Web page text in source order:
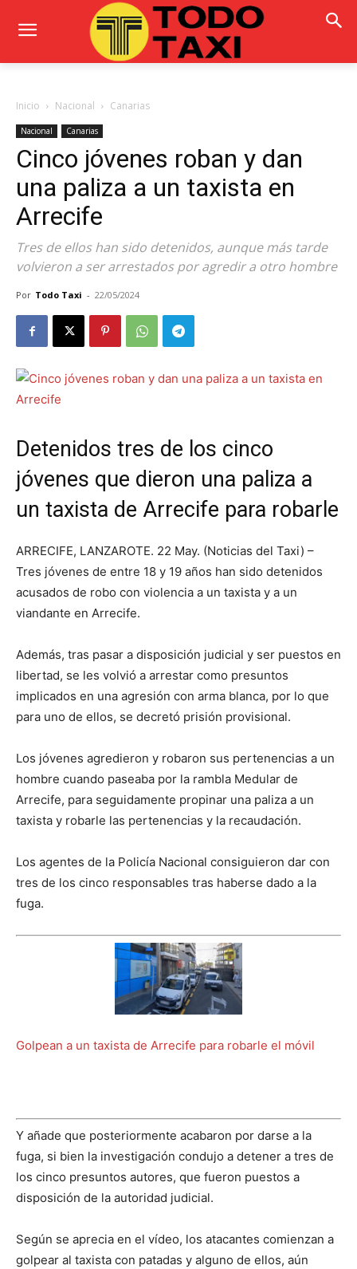
Inicio Nacional Canarias
Nacional Canarias
Cinco jóvenes roban y dan
una paliza a un taxista en
Arrecife
Tres de ellos han sido detenidos, aunque más tarde
volvieron a ser arrestados por agredir a otro hombre
Por Todo Taxi - 22/05/2024
Detenidos tres de los cinco
jóvenes que dieron una paliza a
un taxista de Arrecife para robarle
ARRECIFE, LANZAROTE. 22 May. (Noticias del Taxi) –
Tres jóvenes de entre 18 y 19 años han sido detenidos
acusados de robo con violencia a un taxista y a un
viandante en Arrecife.
Además, tras pasar a disposición judicial y ser puestos en
libertad, se les volvió a arrestar como presuntos
implicados en una agresión con arma blanca, por lo que
para uno de ellos, se decretó prisión provisional.
Los jóvenes agredieron y robaron sus pertenencias a un
hombre cuando paseaba por la rambla Medular de
Arrecife, para seguidamente propinar una paliza a un
taxista y robarle las pertenencias y la recaudación.
Los agentes de la Policía Nacional consiguieron dar con
tres de los cinco responsables tras haberse dado a la
fuga.
Golpean a un taxista de Arrecife para robarle el móvil
Y añade que posteriormente acabaron por darse a la
fuga, si bien la investigación condujo a detener a tres de
los cinco presuntos autores, que fueron puestos a
disposición de la autoridad judicial.
Según se aprecia en el vídeo, los atacantes comienzan a
golpear al taxista con patadas y alguno de ellos, aún